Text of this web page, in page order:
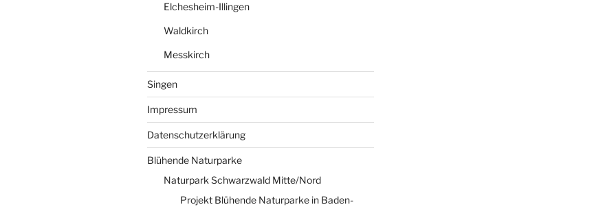
Elchesheim-Illingen
Waldkirch
Messkirch
Singen
Impressum
Datenschutzerklärung
Blühende Naturparke
Naturpark Schwarzwald Mitte/Nord
Projekt Blühende Naturparke in Baden-